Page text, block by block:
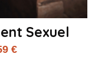
Sexuel
€